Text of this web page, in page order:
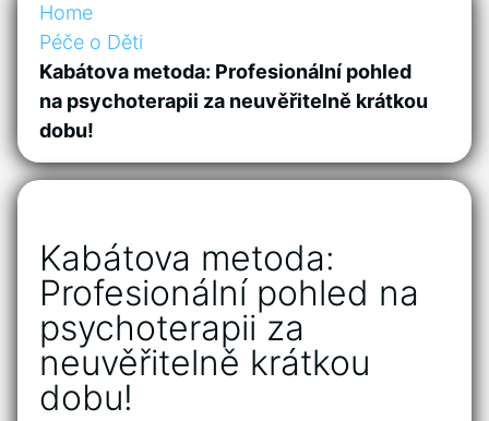
Home
Péče o Děti
Kabátova metoda: Profesionální pohled
na psychoterapii za neuvěřitelně krátkou
dobu!
Kabátova metoda:
Profesionální pohled na
psychoterapii za
neuvěřitelně krátkou
dobu!